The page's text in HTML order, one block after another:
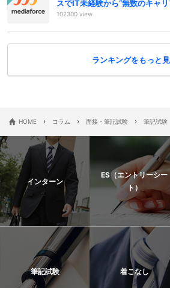
スでIT未経験から“無数のキャ
102300 view
ランキングをもっと
HOME › コラム › 面接・筆記試験 › 筆記試験
インターン
ES（エントリーシー
ト）
筆記試験 着こなし